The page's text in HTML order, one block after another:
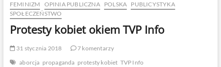
FEMINIZM OPINIA PUBLICZNA POLSKA PUBLICYSTYKA
SPOŁECZEŃSTWO
Protesty kobiet okiem TVP Info
31 stycznia 2018
7 komentarzy
aborcja propaganda protesty kobiet TVP Info